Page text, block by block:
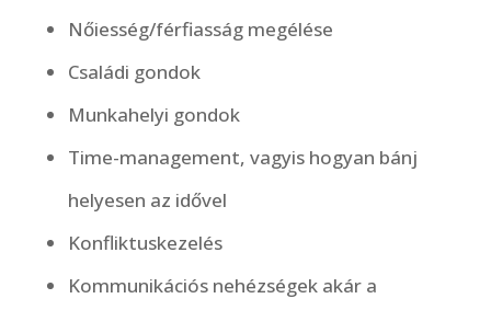
Nőiesség/férfiasság megélése
Családi gondok
Munkahelyi gondok
Time-management, vagyis hogyan bánj
helyesen az idővel
Konfliktuskezelés
Kommunikációs nehézségek akár a